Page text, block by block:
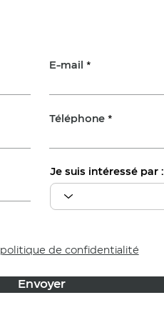
E-mail
Téléphone
Je suis intéressé par :
politique de confidentialité
Envoyer